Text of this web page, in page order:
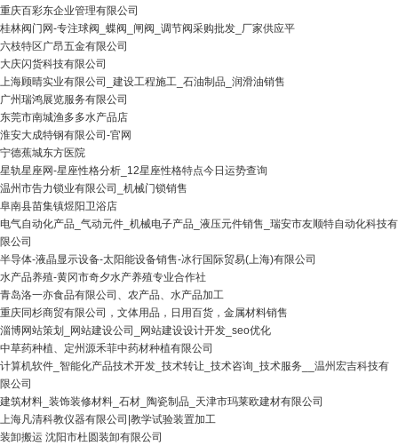
重庆百彩东企业管理有限公司
桂林阀门网-专注球阀_蝶阀_闸阀_调节阀采购批发_厂家供应平
六枝特区广昂五金有限公司
大庆闪货科技有限公司
上海顾晴实业有限公司_建设工程施工_石油制品_润滑油销售
广州瑞鸿展览服务有限公司
东莞市南城渔多多水产品店
淮安大成特钢有限公司-官网
宁德蕉城东方医院
星轨星座网-星座性格分析_12星座性格特点今日运势查询
温州市告力锁业有限公司_机械门锁销售
阜南县苗集镇煜阳卫浴店
电气自动化产品_气动元件_机械电子产品_液压元件销售_瑞安市友顺特自动化科技有
限公司
半导体-液晶显示设备-太阳能设备销售-冰行国际贸易(上海)有限公司
水产品养殖-黄冈市奇夕水产养殖专业合作社
青岛洛一亦食品有限公司、农产品、水产品加工
重庆同杉商贸有限公司，文体用品，日用百货，金属材料销售
淄博网站策划_网站建设公司_网站建设设计开发_seo优化
中草药种植、定州源禾菲中药材种植有限公司
计算机软件_智能化产品技术开发_技术转让_技术咨询_技术服务__温州宏吉科技有
限公司
建筑材料_装饰装修材料_石材_陶瓷制品_天津市玛莱欧建材有限公司
上海凡清科教仪器有限公司|教学试验装置加工
装卸搬运 沈阳市杜圆装卸有限公司